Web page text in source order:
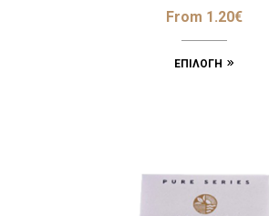
From 1.20€
ΕΠΙΛΟΓΉ